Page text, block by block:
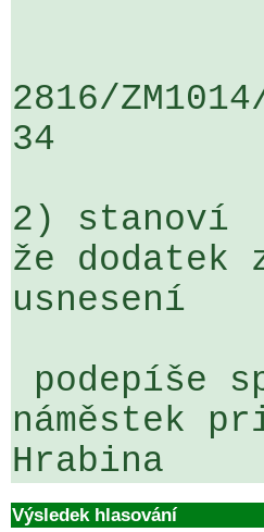
2816/
34
2) stanoví
že
usnesení
náměstek
Výsledek hlasování